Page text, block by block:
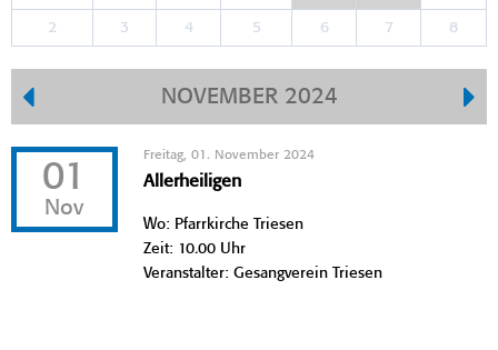
2 3 4 5 6 7 8
NOVEMBER 2024
01
Nov
Freitag, 01. November 2024
Allerheiligen
Wo: Pfarrkirche Triesen
Zeit: 10.00 Uhr
Veranstalter: Gesangverein Triesen